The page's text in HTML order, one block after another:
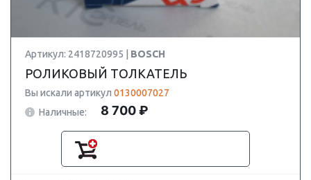
Артикул: 2418720995 | BOSCH
РОЛИКОВЫЙ ТОЛКАТЕЛЬ
Вы искали артикул 0130007027
Наличные:
8 700 ₽